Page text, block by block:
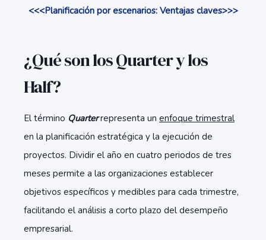
<<<Planificación por escenarios: Ventajas claves>>>
¿Qué son los Quarter y los
Half?
El término Quarterrepresenta un enfoque trimestral
en la planificación estratégica y la ejecución de
proyectos. Dividir el año en cuatro periodos de tres
meses permite a las organizaciones establecer
objetivos específicos y medibles para cada trimestre,
facilitando el análisis a corto plazo del desempeño
empresarial.